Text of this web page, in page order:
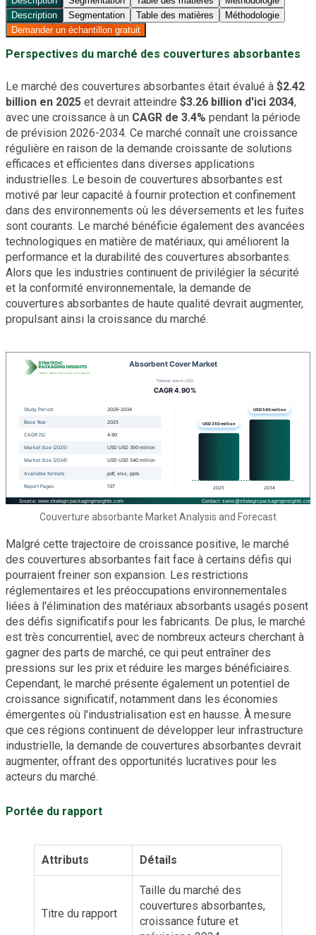
Description
Segmentation Table des matières
Méthodologie
Demander un échantillon gratuit
Perspectives du marché des couvertures absorbantes
Le marché des couvertures absorbantes était évalué à $2.42
billion en 2025 et devrait atteindre $3.26 billion d'ici 2034,
avec une croissance à un CAGR de 3.4% pendant la période
de prévision 2026-2034. Ce marché connaît une croissance
régulière en raison de la demande croissante de solutions
efficaces et efficientes dans diverses applications
industrielles. Le besoin de couvertures absorbantes est
motivé par leur capacité à fournir protection et confinement
dans des environnements où les déversements et les fuites
sont courants. Le marché bénéficie également des avancées
technologiques en matière de matériaux, qui améliorent la
performance et la durabilité des couvertures absorbantes.
Alors que les industries continuent de privilégier la sécurité
et la conformité environnementale, la demande de
couvertures absorbantes de haute qualité devrait augmenter,
propulsant ainsi la croissance du marché.
Couverture absorbante Market Analysis and Forecast
Malgré cette trajectoire de croissance positive, le marché
des couvertures absorbantes fait face à certains défis qui
pourraient freiner son expansion. Les restrictions
réglementaires et les préoccupations environnementales
liées à l'élimination des matériaux absorbants usagés posent
des défis significatifs pour les fabricants. De plus, le marché
est très concurrentiel, avec de nombreux acteurs cherchant à
gagner des parts de marché, ce qui peut entraîner des
pressions sur les prix et réduire les marges bénéficiaires.
Cependant, le marché présente également un potentiel de
croissance significatif, notamment dans les économies
émergentes où l'industrialisation est en hausse. À mesure
que ces régions continuent de développer leur infrastructure
industrielle, la demande de couvertures absorbantes devrait
augmenter, offrant des opportunités lucratives pour les
acteurs du marché.
Portée du rapport
Attributs Détails
Titre du rapport
Taille du marché des
couvertures absorbantes,
croissance future et